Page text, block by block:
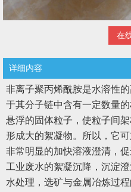
在
详细内容
非离子聚丙烯酰胺是水溶性
于其分子链中含有一定数量
悬浮的固体粒子，使粒子间
形成大的絮凝物。所以，它
非常明显的加快溶液澄清，
工业废水的絮凝沉降，沉淀
水处理，选矿与金属冶炼过